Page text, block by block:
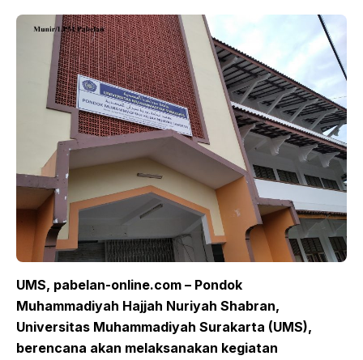
UMS, pabelan-online.com – Pondok
Muhammadiyah Hajjah Nuriyah Shabran,
Universitas Muhammadiyah Surakarta (UMS),
berencana akan melaksanakan kegiatan